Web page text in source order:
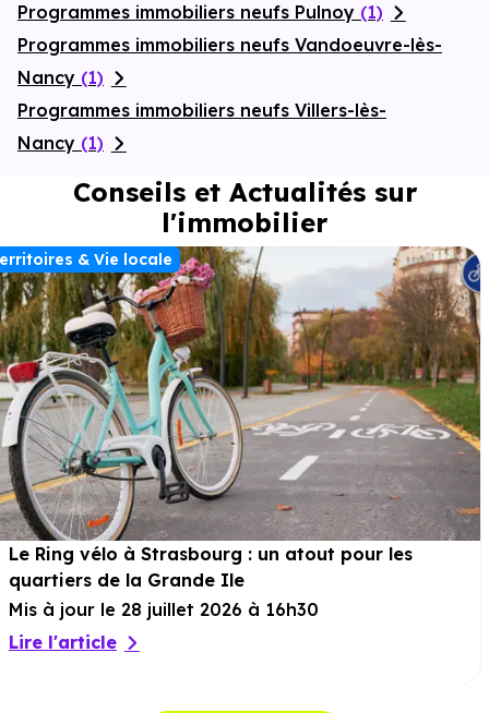
Programmes immobiliers neufs Pulnoy (1)
Programmes immobiliers neufs Vandoeuvre-lès-
Nancy (1)
Programmes immobiliers neufs Villers-lès-
Nancy (1)
Conseils et Actualités sur
l'immobilier
& Vie locale
Le Ring vélo à Strasbourg : un atout pour les
quartiers de la Grande Ile
Mis à jour le 28 juillet 2026 à 16h30
Lire l'article